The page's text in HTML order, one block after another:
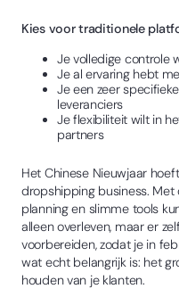
Kies voor traditionele
Je volledige controle
Je al ervaring hebt
Je een zeer
leveranciers
Je flexibiliteit wilt in
partners
Het Chinese Nieuwjaar
dropshipping business.
planning en slimme tools
alleen overleven, maar er
voorbereiden, zodat je in
wat echt belangrijk is: het
houden van je klanten.